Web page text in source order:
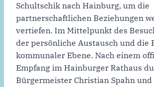
Schultschik nach Hainburg, um die
partnerschaftlichen Beziehungen
vertiefen. Im Mittelpunkt des
der persönliche Austausch und die
kommunaler Ebene. Nach einem
Empfang im Hainburger Rathaus
Bürgermeister Christian Spahn und